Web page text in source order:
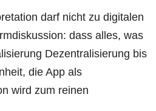
darf nicht zu digitalen
dass alles, was
Dezentralisierung bis
die App als
wird zum reinen